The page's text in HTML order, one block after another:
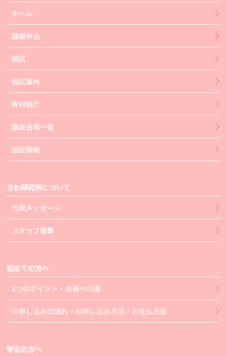
ホーム
講座申込
模試
模試案内
教材紹介
講座会場一覧
国試情報
さわ研究所について
代表メッセージ
スタッフ募集
初めての方へ
3つのポイント・合格への道
お申し込みの流れ・お申し込み方法・お支払方法
学生の方へ